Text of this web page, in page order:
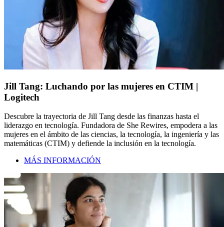
Jill Tang: Luchando por las mujeres en CTIM |
Logitech
Descubre la trayectoria de Jill Tang desde las finanzas hasta el
liderazgo en tecnología. Fundadora de She Rewires, empodera a las
mujeres en el ámbito de las ciencias, la tecnología, la ingeniería y las
matemáticas (CTIM) y defiende la inclusión en la tecnología.
MÁS INFORMACIÓN